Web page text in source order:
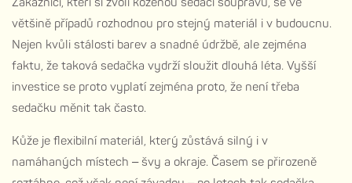
většině případů rozhodnou pro stejný materiál i v budoucnu.
Nejen kvůli stálosti barev a snadné údržbě, ale zejména
faktu, že taková sedačka vydrží sloužit dlouhá léta. Vyšší
investice se proto vyplatí zejména proto, že není třeba
sedačku měnit tak často.
Kůže je flexibilní materiál, který zůstává silný i v
namáhaných místech – švy a okraje. Časem se přirozeně